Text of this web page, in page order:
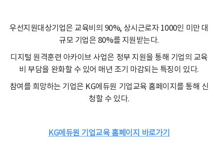
우선지원대상기업은 교육비의 90%, 상시근로자 1000인 미만 대
규모 기업은 80%를 지원받는다.
디지털 원격훈련 아카이브 사업은 정부 지원을 통해 기업의 교육
비 부담을 완화할 수 있어 매년 조기 마감되는 특징이 있다.
참여를 희망하는 기업은 KG에듀원 기업교육 홈페이지를 통해 신
청할 수 있다.
KG에듀원 기업교육 홈페이지 바로가기